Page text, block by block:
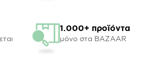
1.000+ προϊόντα
μόνο στα BAZAAR